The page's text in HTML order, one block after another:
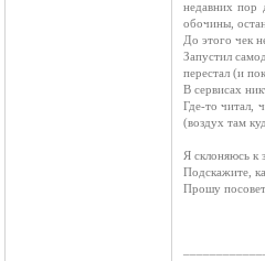
недавних пор
обочины,
До этого чек
Запустил
перестал (и
В сервисах
Где-то читал,
(воздух там
Я склоняюсь к
Подскажите,
Прошу